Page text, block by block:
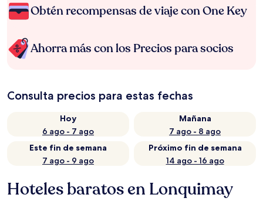
Obtén recompensas de viaje con One Key
Ahorra más con los Precios para socios
Consulta precios para estas fechas
Hoy
6 ago - 7 ago
Mañana
7 ago - 8 ago
Este fin de semana
7 ago - 9 ago
Próximo fin de semana
14 ago - 16 ago
Hoteles baratos en Lonquimay